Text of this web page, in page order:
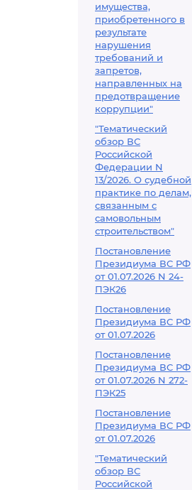
имущества,
приобретенного в
результате
нарушения
требований и
запретов,
направленных на
предотвращение
коррупции"
"Тематический
обзор ВС
Российской
Федерации N
13/2026. О судебной
практике по делам,
связанным с
самовольным
строительством"
Постановление
Президиума ВС РФ
от 01.07.2026 N 24-
ПЭК26
Постановление
Президиума ВС РФ
от 01.07.2026
Постановление
Президиума ВС РФ
от 01.07.2026 N 272-
ПЭК25
Постановление
Президиума ВС РФ
от 01.07.2026
"Тематический
обзор ВС
Российской